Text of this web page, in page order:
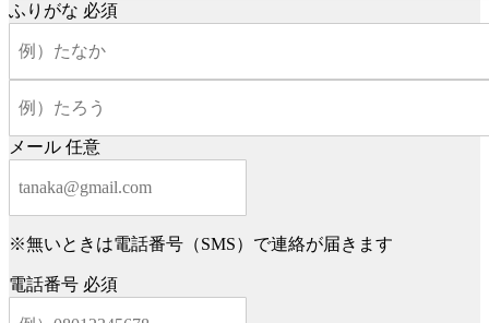
ふりがな 必須
メール 任意
※無いときは電話番号（SMS）で連絡が届きます
電話番号 必須